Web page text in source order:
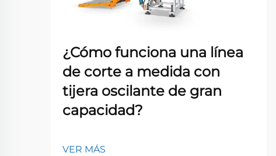
¿Cómo funciona una línea
de corte a medida con
tijera oscilante de gran
capacidad?
VER MÁS